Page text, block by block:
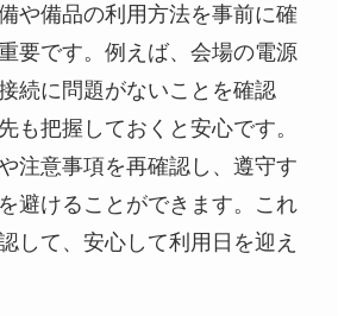
や備品の利用方法を事前に確
要です。例えば、会場の電源
続に問題がないことを確認
も把握しておくと安心です。
注意事項を再確認し、遵守す
避けることができます。これ
して、安心して利用日を迎え